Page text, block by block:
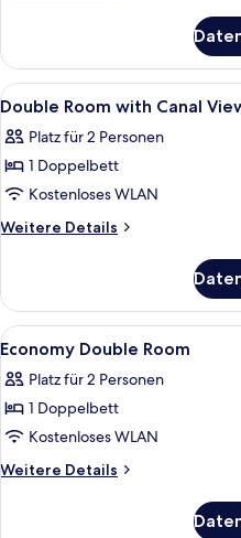
Smallest
Room
Alle
Fotos
für
Double
Room
with
anzeigen
5
Double Room with Canal
Platz für 2 Personen
1 Doppelbett
Kostenloses WLAN
Weitere Details
Weitere
Room
with
Canal
Alle
Fotos
für
Economy
Double
Room
7
Economy Double Room
Platz für 2 Personen
1 Doppelbett
Kostenloses WLAN
Weitere Details
Weitere